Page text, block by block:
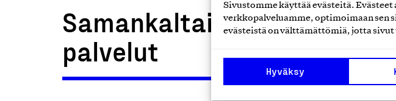
Sivustomme käyttää evästeitä.
verkkopalveluamme, optimoimaan sen
evästeistä on välttämättömiä, jotta
Hyväksy
Samankaltaiset tuotteet
palvelut